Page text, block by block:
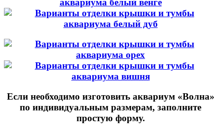
Если необходимо изготовить аквариум «Волна»
по индивидуальным размерам, заполните
простую форму.